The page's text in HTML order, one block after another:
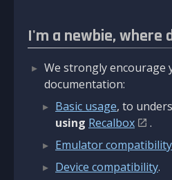
I'm a newbie, where
We strongly encourage
documentation:
Basic usage, to
using Recalbox
.
Emulator compatibility
Device compatibility.